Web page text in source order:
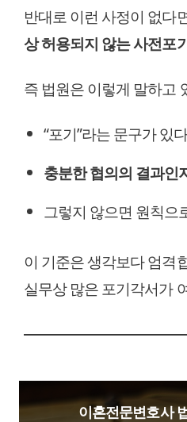
반대로 이런 사정이 없다
상 허용되지 않는 사전포
즉 법원은 이렇게 말하고
“포기”라는 문구가 있
충분한 협의의 결과인
그렇지 않으면 원칙으
이 기준은 생각보다 엄격
실무상 많은 포기각서가
이혼전문변호사